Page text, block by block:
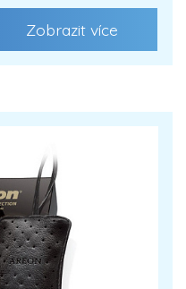
Zobrazit více